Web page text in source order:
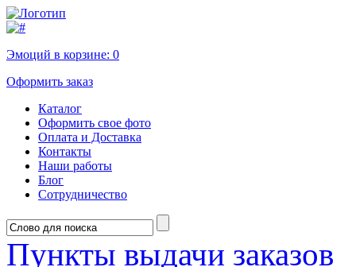
Эмоций в корзине: 0
Оформить заказ
Каталог
Оформить свое фото
Оплата и Доставка
Контакты
Наши работы
Блог
Сотрудничество
Пункты выдачи заказов